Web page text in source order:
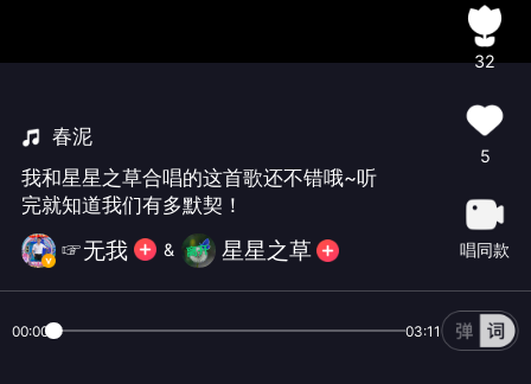
春泥
我和星星之草合唱的这首歌还不错哦~听
完就知道我们有多默契！
☞无我 & 星星之草
32
5
唱同款
00:00 03:11